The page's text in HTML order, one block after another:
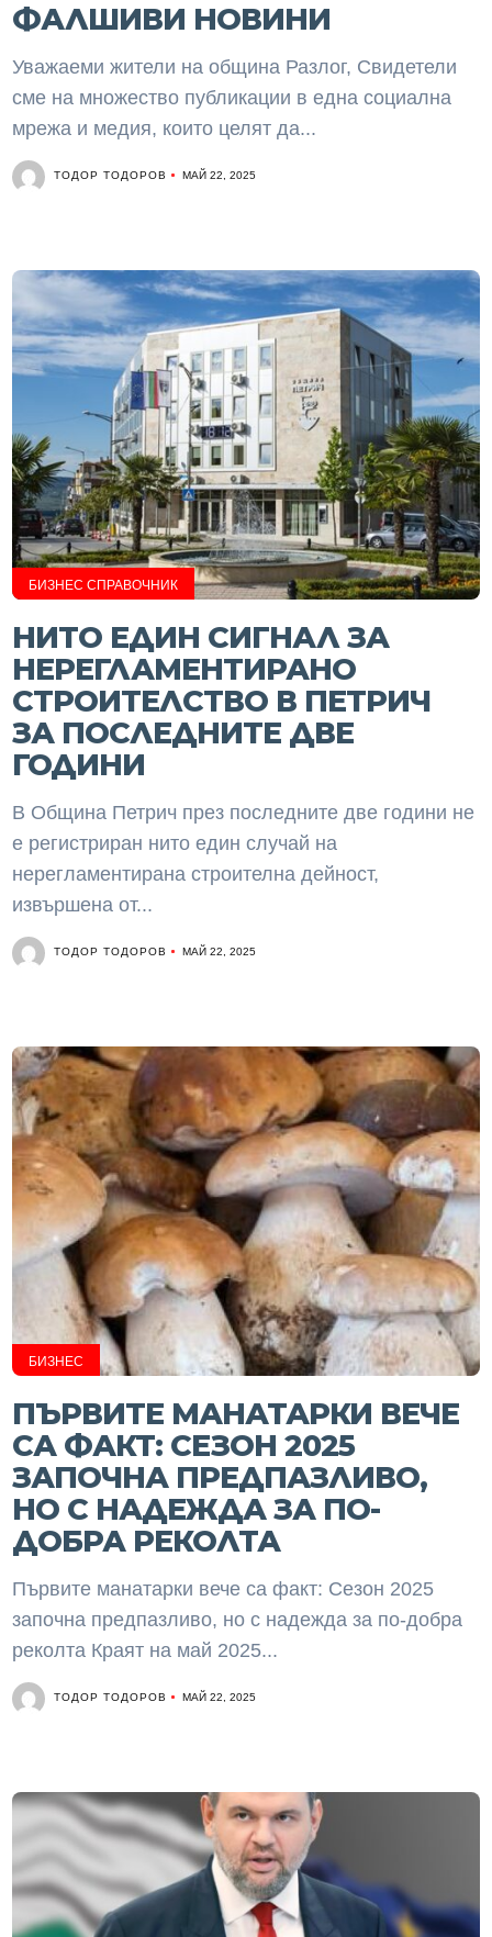
ФАЛШИВИ НОВИНИ
Уважаеми жители на община Разлог, Свидетели
сме на множество публикации в една социална
мрежа и медия, които целят да...
ТОДОР ТОДОРОВ МАЙ 22, 2025
БИЗНЕС СПРАВОЧНИК
НИТО ЕДИН СИГНАЛ ЗА
НЕРЕГЛАМЕНТИРАНО
СТРОИТЕЛСТВО В ПЕТРИЧ
ЗА ПОСЛЕДНИТЕ ДВЕ
ГОДИНИ
В Община Петрич през последните две години не
е регистриран нито един случай на
нерегламентирана строителна дейност,
извършена от...
ТОДОР ТОДОРОВ МАЙ 22, 2025
БИЗНЕС
ПЪРВИТЕ МАНАТАРКИ ВЕЧЕ
СА ФАКТ: СЕЗОН 2025
ЗАПОЧНА ПРЕДПАЗЛИВО,
НО С НАДЕЖДА ЗА ПО-
ДОБРА РЕКОЛТА
Първите манатарки вече са факт: Сезон 2025
започна предпазливо, но с надежда за по-добра
реколта Краят на май 2025...
ТОДОР ТОДОРОВ МАЙ 22, 2025